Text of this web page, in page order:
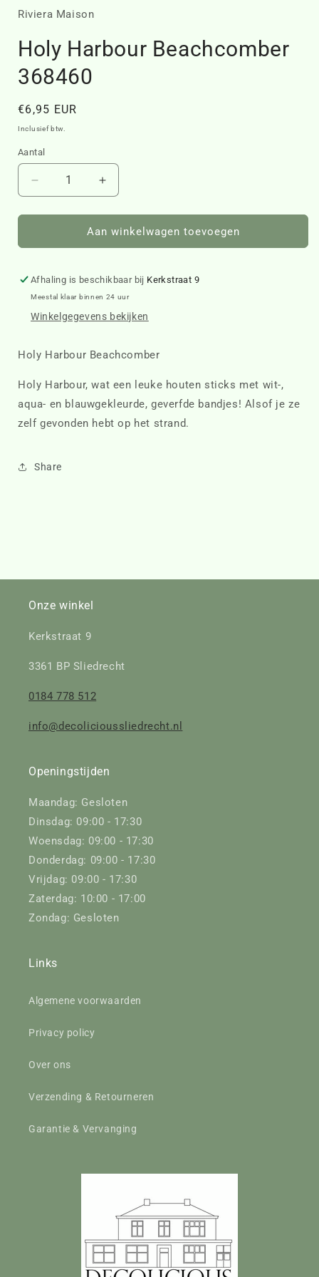
in
Riviera Maison
Holy Harbour Beachcomber
368460
Normale
prijs
€6,95 EUR
Inclusief btw.
Aantal
Aantal
verlagen
voor
Harbour
368460
Aantal
verhogen
voor
Holy
Harbour
368460
Aan winkelwagen toevoegen
Afhaling is beschikbaar bij Kerkstraat 9
Meestal klaar binnen 24 uur
Winkelgegevens bekijken
Holy Harbour Beachcomber
Holy Harbour, wat een leuke houten sticks met wit-,
aqua- en blauwgekleurde, geverfde bandjes! Alsof je ze
zelf gevonden hebt op het strand.
Share
Onze winkel
Kerkstraat 9
3361 BP Sliedrecht
0184 778 512
info@decolicioussliedrecht.nl
Openingstijden
Maandag: Gesloten
Dinsdag: 09:00 - 17:30
Woensdag: 09:00 - 17:30
Donderdag: 09:00 - 17:30
Vrijdag: 09:00 - 17:30
Zaterdag: 10:00 - 17:00
Zondag: Gesloten
Links
Algemene voorwaarden
Privacy policy
Over ons
Verzending & Retourneren
Garantie & Vervanging